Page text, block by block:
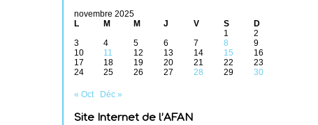
novembre 2025
L
M M J V S
D
1
2
3
4 5 6 7 8
9
10
11 12 13 14 15
16
17
18 19 20 21 22
23
24
25 26 27 28 29 30
« Oct Déc »
Site Internet de l’AFAN